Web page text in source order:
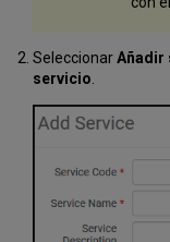
SeleccionarAñadir
servicio